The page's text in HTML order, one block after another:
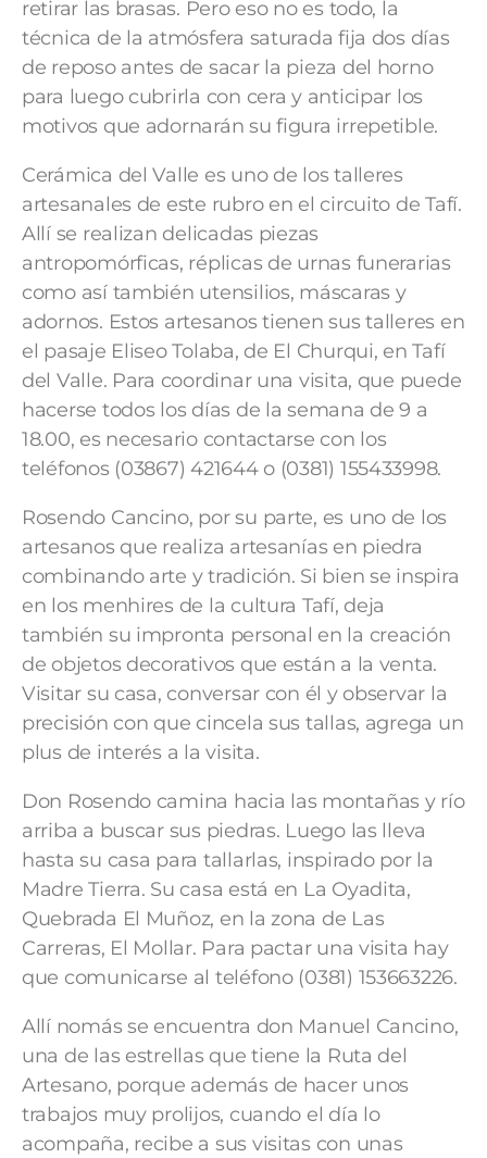
retirar las brasas. Pero eso no es todo, la
técnica de la atmósfera saturada fija dos días
de reposo antes de sacar la pieza del horno
para luego cubrirla con cera y anticipar los
motivos que adornarán su figura irrepetible.
Cerámica del Valle es uno de los talleres
artesanales de este rubro en el circuito de Tafí.
Allí se realizan delicadas piezas
antropomórficas, réplicas de urnas funerarias
como así también utensilios, máscaras y
adornos. Estos artesanos tienen sus talleres en
el pasaje Eliseo Tolaba, de El Churqui, en Tafí
del Valle. Para coordinar una visita, que puede
hacerse todos los días de la semana de 9 a
18.00, es necesario contactarse con los
teléfonos (03867) 421644 o (0381) 155433998.
Rosendo Cancino, por su parte, es uno de los
artesanos que realiza artesanías en piedra
combinando arte y tradición. Si bien se inspira
en los menhires de la cultura Tafí, deja
también su impronta personal en la creación
de objetos decorativos que están a la venta.
Visitar su casa, conversar con él y observar la
precisión con que cincela sus tallas, agrega un
plus de interés a la visita.
Don Rosendo camina hacia las montañas y río
arriba a buscar sus piedras. Luego las lleva
hasta su casa para tallarlas, inspirado por la
Madre Tierra. Su casa está en La Oyadita,
Quebrada El Muñoz, en la zona de Las
Carreras, El Mollar. Para pactar una visita hay
que comunicarse al teléfono (0381) 153663226.
Allí nomás se encuentra don Manuel Cancino,
una de las estrellas que tiene la Ruta del
Artesano, porque además de hacer unos
trabajos muy prolijos, cuando el día lo
acompaña, recibe a sus visitas con unas